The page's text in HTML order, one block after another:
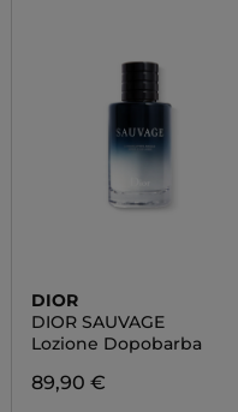
DIOR
DIOR SAUVAGE
Lozione Dopobarba
89,90 €